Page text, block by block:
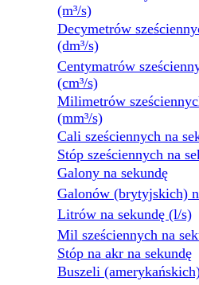
(m³/s)
Decymetrów
(dm³/s)
Centymatrów
(cm³/s)
Milimetrów
(mm³/s)
Cali sześciennych na
Stóp sześciennych na
Galony na sekundę
Galonów (brytyjskich)
Litrów na sekundę (l/s)
Mil sześciennych na
Stóp na akr na sekundę
Buszeli